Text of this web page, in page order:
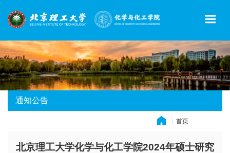
通知公告
首页
北京理工大学化学与化工学院2024年硕士研究